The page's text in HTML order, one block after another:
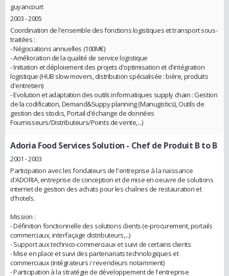
guyancourt
2003 - 2005
Coordination de l'ensemble des fonctions logistiques et transport sous-
traitées :
- Négociations annuelles (100M€)
- Amélioration de la qualité de service logistique
- Initiation et déploiement des projets d'optimisation et d'intégration
logistique (HUB slow movers, distribution spécialisée : bière, produits
d'entretien)
- Evolution et adaptation des outils informatiques supply chain : Gestion
de la codification, Demand&Suppy planning (Manugistics), Outils de
gestion des stocks, Portail d'échange de données
Fournisseurs/Distributeurs/Points de vente,...)
Adoria Food Services Solution - Chef de Produit B to B
2001 - 2003
Participation avec les fondateurs de l'entreprise à la naissance
d'ADORIA, entreprise de conception et de mise en oeuvre de solutions
internet de gestion des achats pour les chaînes de restauration et
d'hotels.
Mission :
- Définition fonctionnelle des solutions clients (e-procurement, portails
commerciaux, interfaçage distributeurs,...)
- Support aux technico-commerciaux et suivi de certains clients
- Mise en place et suivi des partenariats technologiques et
commerciaux (intégrateurs / revendeurs notamment)
- Participation à la stratégie de développement de l'entreprise